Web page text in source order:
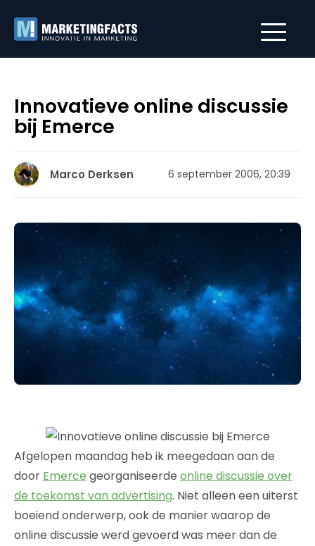
Innovatieve online discussie
bij Emerce
Marco Derksen 6 september 2006, 20:39
Afgelopen maandag heb ik meegedaan aan de
door Emerce georganiseerde online discussie over
de toekomst van advertising. Niet alleen een uiterst
boeiend onderwerp, ook de manier waarop de
online discussie werd gevoerd was meer dan de